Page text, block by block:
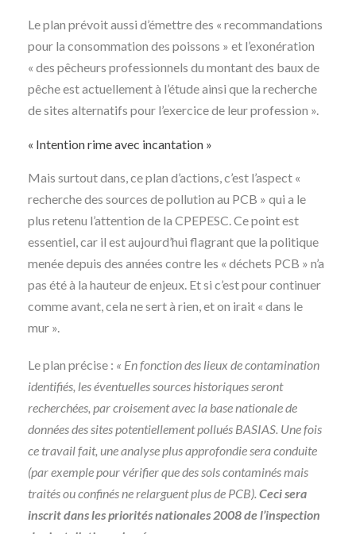
Le plan prévoit aussi d’émettre des « recommandations
pour la consommation des poissons » et l’exonération
« des pêcheurs professionnels du montant des baux de
pêche est actuellement à l’étude ainsi que la recherche
de sites alternatifs pour l’exercice de leur profession ».
« Intention rime avec incantation »
Mais surtout dans, ce plan d’actions, c’est l’aspect «
recherche des sources de pollution au PCB » qui a le
plus retenu l’attention de la CPEPESC. Ce point est
essentiel, car il est aujourd’hui flagrant que la politique
menée depuis des années contre les « déchets PCB » n’a
pas été à la hauteur de enjeux. Et si c’est pour continuer
comme avant, cela ne sert à rien, et on irait « dans le
mur ».
Le plan précise : « En fonction des lieux de contamination
identifiés, les éventuelles sources historiques seront
recherchées, par croisement avec la base nationale de
données des sites potentiellement pollués BASIAS. Une fois
ce travail fait, une analyse plus approfondie sera conduite
(par exemple pour vérifier que des sols contaminés mais
traités ou confinés ne relarguent plus de PCB). Ceci sera
inscrit dans les priorités nationales 2008 de l’inspection